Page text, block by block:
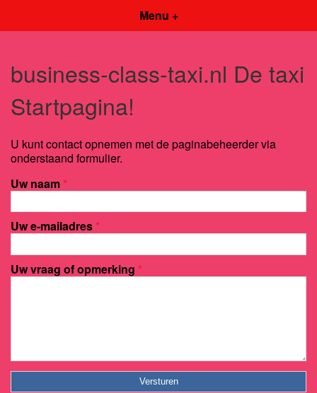
Menu +
business-class-taxi.nl De taxi
Startpagina!
U kunt contact opnemen met de paginabeheerder via
onderstaand formulier.
Uw naam *
Uw e-mailadres *
Uw vraag of opmerking *